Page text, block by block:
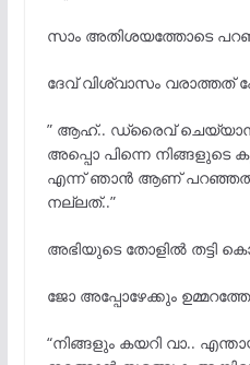
സാം അതിശയത്തോടെ
ദേവ് വിശ്വാസം വരാത്തത്
” ആഹ്.. ഡ്രൈവ് ചെയ്യാൻ
അപ്പൊ പിന്നെ നിങ്ങളുടെ
എന്ന് ഞാന്ആണ് പറഞ്ഞത്
നല്ലത്..”
അഭിയുടെ തോളില്തട്ടി
ജോ അപ്പോഴേക്കും
“നിങ്ങളും കയറി വാ..